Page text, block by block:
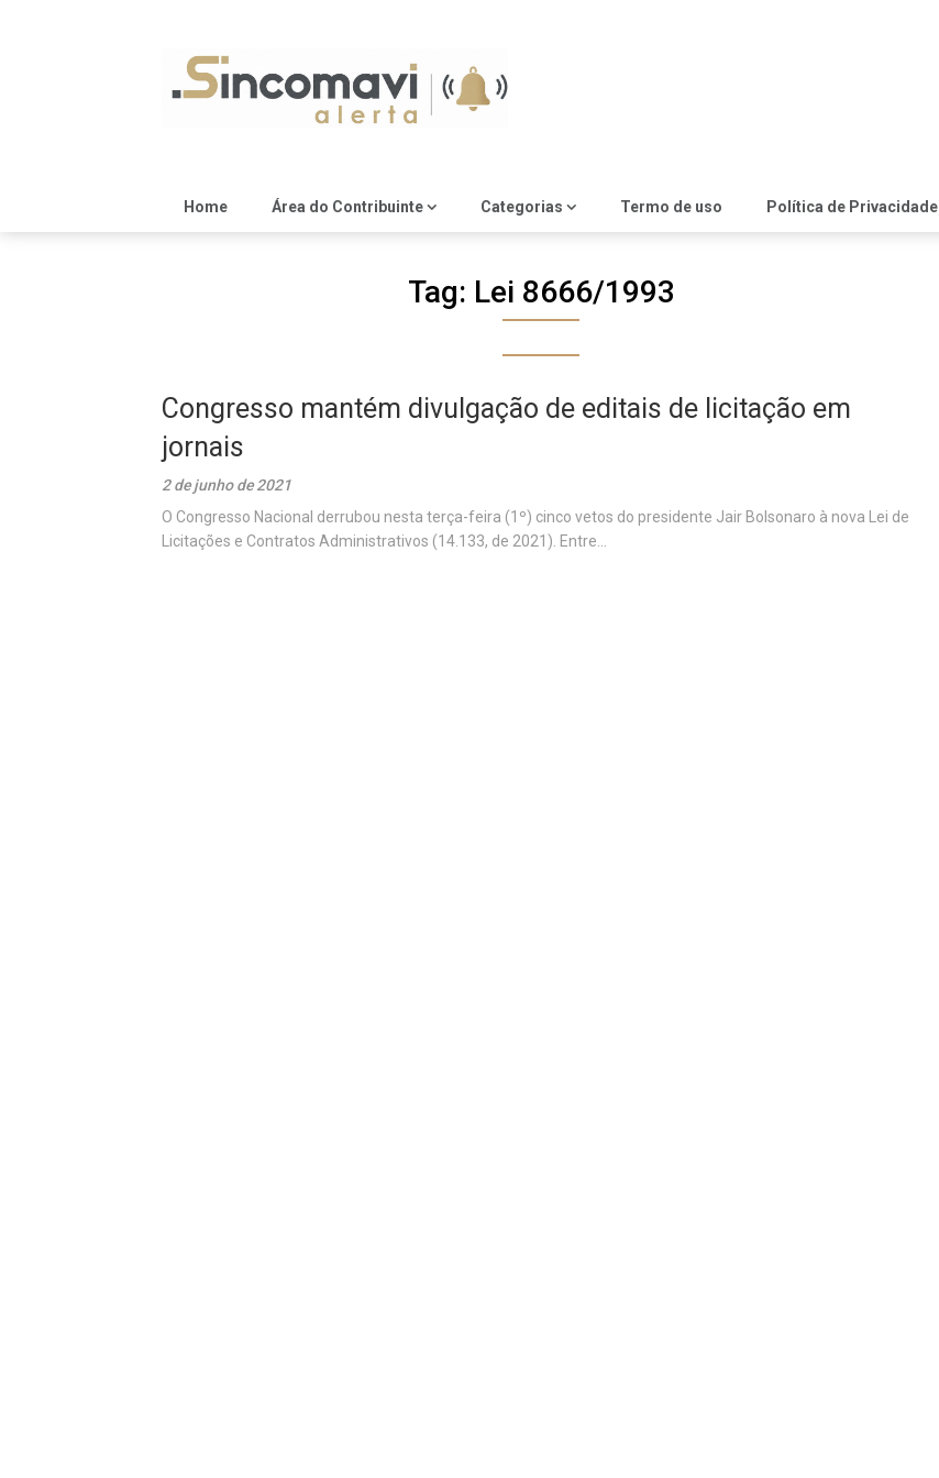
Home Área do Contribuinte Categorias Termo de uso Política de Privacidade
Tag: Lei 8666/1993
Congresso mantém divulgação de editais de licitação em
jornais
2 de junho de 2021
O Congresso Nacional derrubou nesta terça-feira (1º) cinco vetos do presidente Jair Bolsonaro à nova Lei de
Licitações e Contratos Administrativos (14.133, de 2021). Entre...